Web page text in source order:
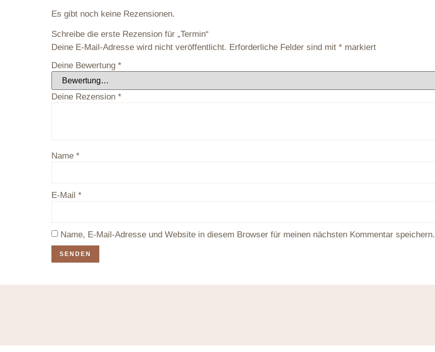
Es gibt noch keine Rezensionen.
Schreibe die erste Rezension für „Termin“
Deine E-Mail-Adresse wird nicht veröffentlicht. Erforderliche Felder sind mit * markiert
Deine Bewertung *
Deine Rezension *
Name *
E-Mail *
Name, E-Mail-Adresse und Website in diesem Browser für meinen nächsten Kommentar speichern.